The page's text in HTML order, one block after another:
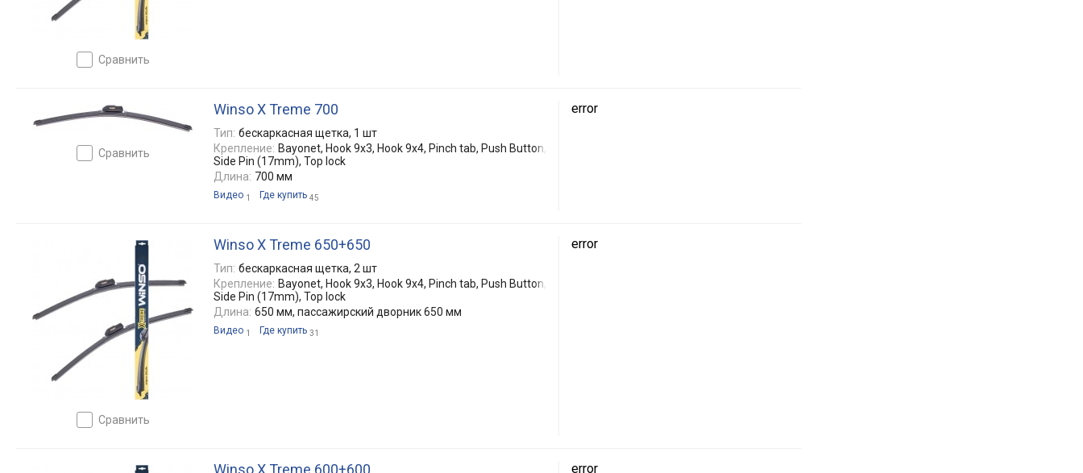
сравнить
сравнить
Winso X Treme 700
Тип: бескаркасная щетка, 1 шт
Крепление: Bayonet, Hook 9x3, Hook 9x4, Pinch tab, Push Button,
Side Pin (17mm), Top lock
Длина: 700 мм
Видео 1 Где купить 45
error
сравнить
Winso X Treme 650+650
Тип: бескаркасная щетка, 2 шт
Крепление: Bayonet, Hook 9x3, Hook 9x4, Pinch tab, Push Button,
Side Pin (17mm), Top lock
Длина: 650 мм, пассажирский дворник 650 мм
Видео 1 Где купить 31
error
Winso X Treme 600+600 error